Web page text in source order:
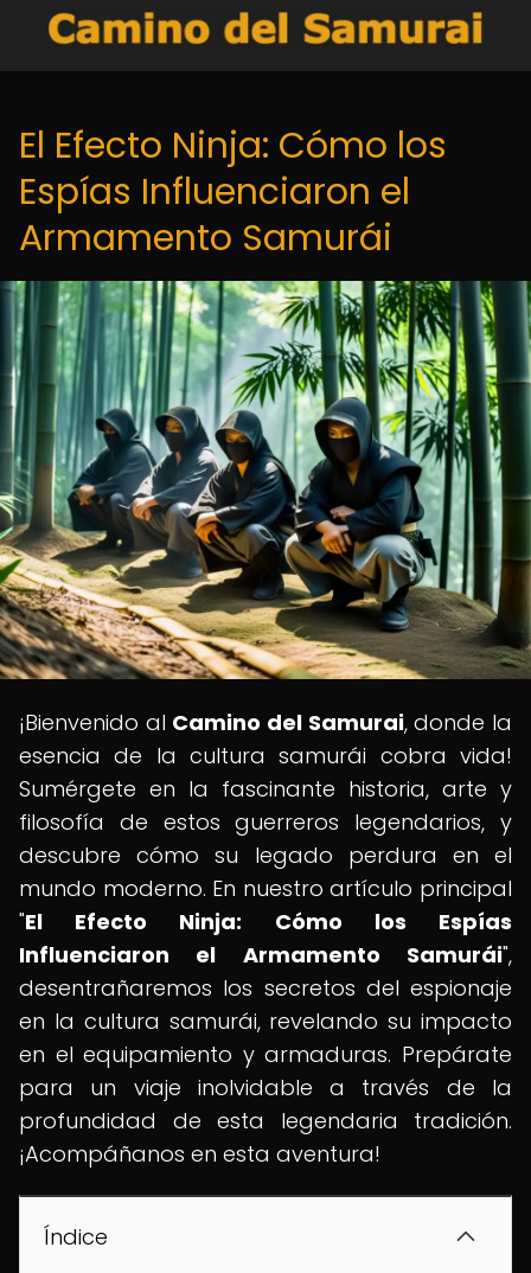
El Efecto Ninja: Cómo los
Espías Influenciaron el
Armamento Samurái
¡Bienvenido al Camino del Samurai, donde la
esencia de la cultura samurái cobra vida!
Sumérgete en la fascinante historia, arte y
filosofía de estos guerreros legendarios, y
descubre cómo su legado perdura en el
mundo moderno. En nuestro artículo principal
"El Efecto Ninja: Cómo los Espías
Influenciaron el Armamento Samurái",
desentrañaremos los secretos del espionaje
en la cultura samurái, revelando su impacto
en el equipamiento y armaduras. Prepárate
para un viaje inolvidable a través de la
profundidad de esta legendaria tradición.
¡Acompáñanos en esta aventura!
Índice